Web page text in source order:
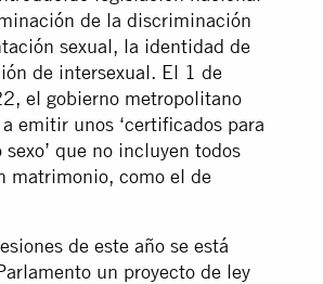
de la discriminación
sexual, la identidad de
de intersexual. El 1 de
el gobierno metropolitano
emitir unos ‘certificados para
que no incluyen todos
matrimonio, como el de
de este año se está
un proyecto de ley